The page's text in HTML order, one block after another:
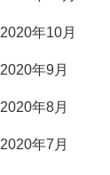
2020年10月
2020年9月
2020年8月
2020年7月